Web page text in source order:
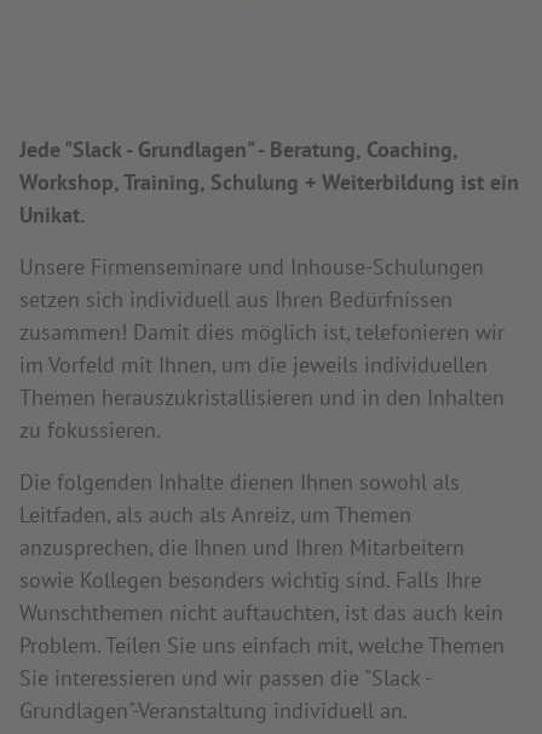
Jede "Slack - Grundlagen" - Beratung, Coaching,
Workshop, Training, Schulung + Weiterbildung ist ein
Unikat.
Unsere Firmenseminare und Inhouse-Schulungen
setzen sich individuell aus Ihren Bedürfnissen
zusammen! Damit dies möglich ist, telefonieren wir
im Vorfeld mit Ihnen, um die jeweils individuellen
Themen herauszukristallisieren und in den Inhalten
zu fokussieren.
Die folgenden Inhalte dienen Ihnen sowohl als
Leitfaden, als auch als Anreiz, um Themen
anzusprechen, die Ihnen und Ihren Mitarbeitern
sowie Kollegen besonders wichtig sind. Falls Ihre
Wunschthemen nicht auftauchten, ist das auch kein
Problem. Teilen Sie uns einfach mit, welche Themen
Sie interessieren und wir passen die "Slack -
Grundlagen"-Veranstaltung individuell an.